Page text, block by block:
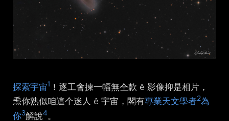
探索宇宙1
！逐工會揀一幅無仝款 ê 影像抑是相片，
𤆬你熟似咱這个迷人 ê 宇宙，閣有專業天文學者2為
你3解說4 。